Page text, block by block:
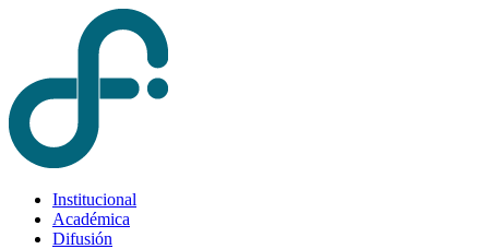
Institucional
Académica
Difusión